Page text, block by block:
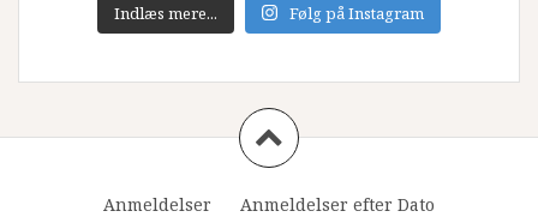
Indlæs mere... Følg på Instagram
Anmeldelser
Anmeldelser efter Dato